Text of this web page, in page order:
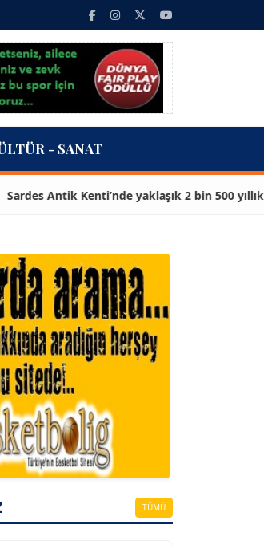
- SANAT
Antik Kenti’nde yaklaşık 2 bin 500 yıllık
TÜMÜ
VRESKALA